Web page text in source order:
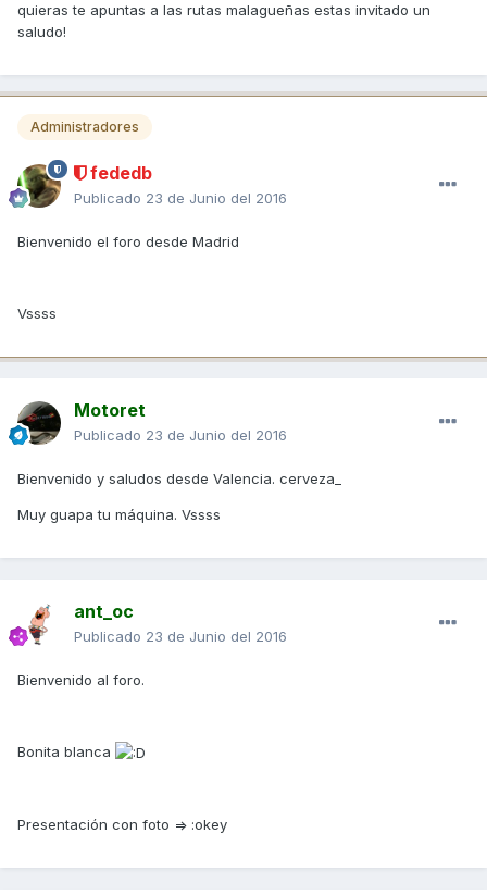
quieras te apuntas a las rutas malagueñas estas invitado un
saludo!
Administradores
fededb
Publicado 23 de Junio del 2016
Bienvenido el foro desde Madrid
Vssss
Motoret
Publicado 23 de Junio del 2016
Bienvenido y saludos desde Valencia. cerveza_
Muy guapa tu máquina. Vssss
ant_oc
Publicado 23 de Junio del 2016
Bienvenido al foro.
Bonita blanca
Presentación con foto => :okey